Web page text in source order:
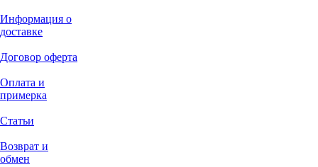
Информация о
доставке
Договор оферта
Оплата и
примерка
Статьи
Возврат и
обмен